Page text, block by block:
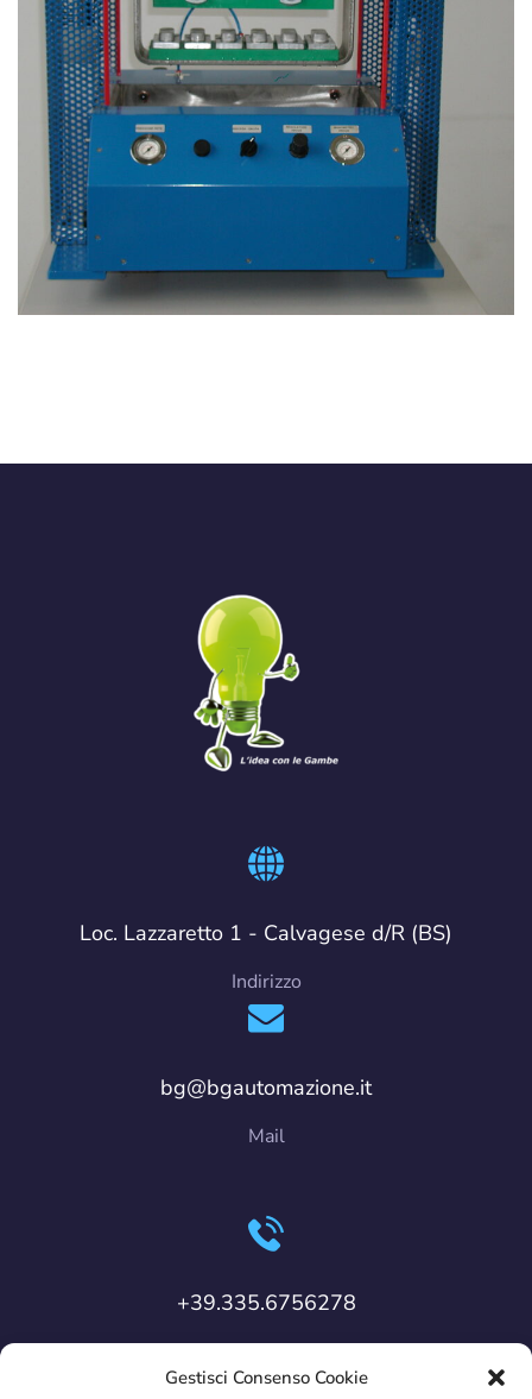
Gestisci Consenso Cookie
Realizzazione 17
PNEUMATICA / QUADRI
Loc. Lazzaretto 1 - Calvagese d/R (BS)
Indirizzo
bg@bgautomazione.it
Mail
+39.335.6756278
Cellulare